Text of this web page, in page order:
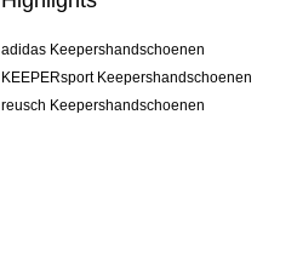
adidas Keepershandschoenen
KEEPERsport Keepershandschoenen
reusch Keepershandschoenen